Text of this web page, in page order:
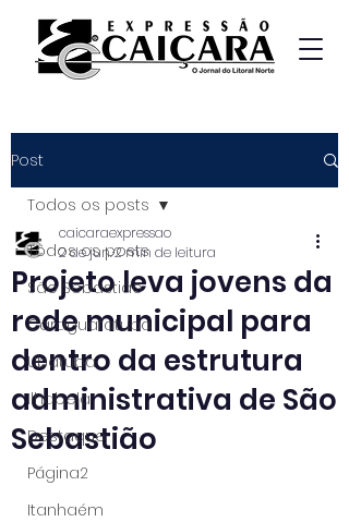
Post
Todos os posts
São Sebastião
Caraguatatuba
Ubatuba
Ilhabela
Destaque
Página2
Itanhaém
Todos os posts
Projeto leva jovens da
rede municipal para
dentro da estrutura
administrativa de São
Sebastião
caicaraexpressao
2 de jun.2 min de leitura